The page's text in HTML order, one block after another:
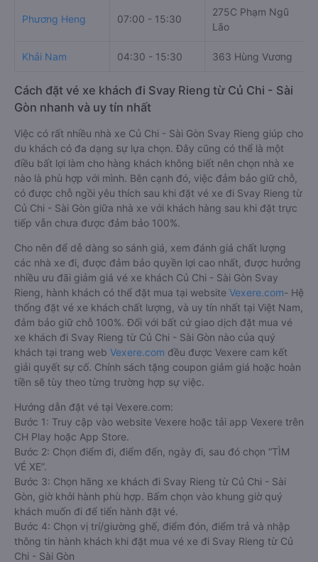
Phương Heng 07:00 - 15:30
275C Phạm Ngũ
Lão
Khải Nam 04:30 - 15:30 363 Hùng Vương
Cách đặt vé xe khách đi Svay Rieng từ Củ Chi - Sài
Gòn nhanh và uy tín nhất
Việc có rất nhiều nhà xe Củ Chi - Sài Gòn Svay Rieng giúp cho
du khách có đa dạng sự lựa chọn. Đây cũng có thể là một
điều bất lợi làm cho hàng khách không biết nên chọn nhà xe
nào là phù hợp với mình. Bên cạnh đó, việc đảm bảo giữ chỗ,
có được chỗ ngồi yêu thích sau khi đặt vé xe đi Svay Rieng từ
Củ Chi - Sài Gòn giữa nhà xe với khách hàng sau khi đặt trực
tiếp vẫn chưa được đảm bảo 100%.
Cho nên để dễ dàng so sánh giá, xem đánh giá chất lượng
các nhà xe đi, được đảm bảo quyền lợi cao nhất, được hưởng
nhiều ưu đãi giảm giá vé xe khách Củ Chi - Sài Gòn Svay
Rieng, hành khách có thể đặt mua tại website Vexere.com- Hệ
thống đặt vé xe khách chất lượng, và uy tín nhất tại Việt Nam,
đảm bảo giữ chỗ 100%. Đối với bất cứ giao dịch đặt mua vé
xe khách đi Svay Rieng từ Củ Chi - Sài Gòn nào của quý
khách tại trang web Vexere.com đều được Vexere cam kết
giải quyết sự cố. Chính sách tặng coupon giảm giá hoặc hoàn
tiền sẽ tùy theo từng trường hợp sự việc.
Hướng dẫn đặt vé tại Vexere.com:
Bước 1: Truy cập vào website Vexere hoặc tải app Vexere trên
CH Play hoặc App Store.
Bước 2: Chọn điểm đi, điểm đến, ngày đi, sau đó chọn “TÌM
VÉ XE”.
Bước 3: Chọn hãng xe khách đi Svay Rieng từ Củ Chi - Sài
Gòn, giờ khởi hành phù hợp. Bấm chọn vào khung giờ quý
khách muốn đi để tiến hành đặt vé.
Bước 4: Chọn vị trí/giường ghế, điểm đón, điểm trả và nhập
thông tin hành khách khi đặt mua vé xe đi Svay Rieng từ Củ
Chi - Sài Gòn